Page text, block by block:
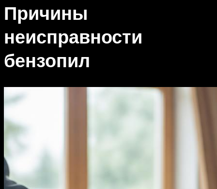
Причины
неисправности
бензопил